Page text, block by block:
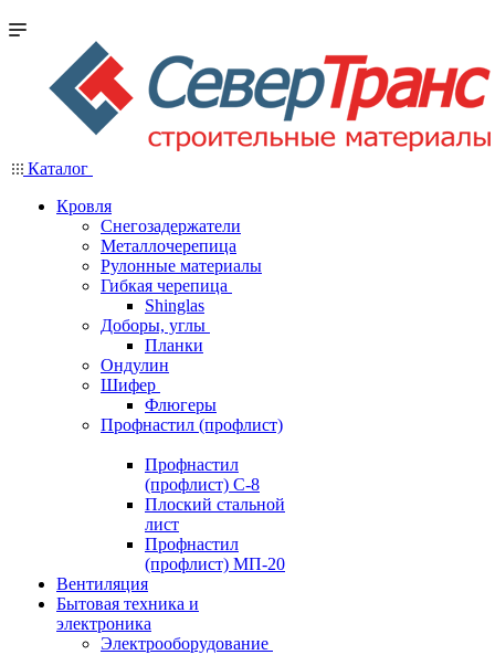
Каталог
Кровля
Снегозадержатели
Металлочерепица
Рулонные материалы
Гибкая черепица
Shinglas
Доборы, углы
Планки
Ондулин
Шифер
Флюгеры
Профнастил (профлист)
Профнастил
(профлист) С-8
Плоский стальной
лист
Профнастил
(профлист) МП-20
Вентиляция
Бытовая техника и
электроника
Электрооборудование